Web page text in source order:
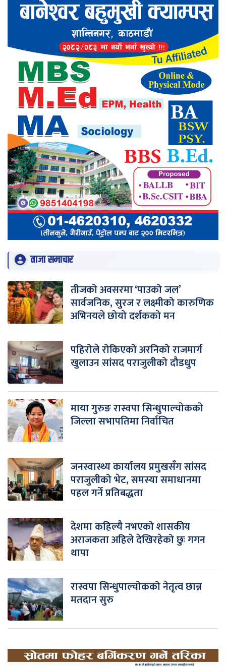
ताजा समाचार
तीजको अवसरमा ‘पाउको जल’
सार्वजनिक, सुरज र लक्ष्मीको कारुणिक
अभिनयले छोयो दर्शकको मन
पहिरोले रोकिएको अरनिको राजमार्ग
खुलाउन सांसद पराजुलीको दौडधुप
माया गुरुङ रास्वपा सिन्धुपाल्चोकको
जिल्ला सभापतिमा निर्वाचित
जनस्वास्थ्य कार्यालय प्रमुखसँग सांसद
पराजुलीको भेट, समस्या समाधानमा
पहल गर्ने प्रतिबद्धता
देशमा कहिल्यै नभएको शासकीय
अराजकता अहिले देखिरहेको छुः गगन
थापा
रास्वपा सिन्धुपाल्चोकको नेतृत्व छान्न
मतदान सुरु